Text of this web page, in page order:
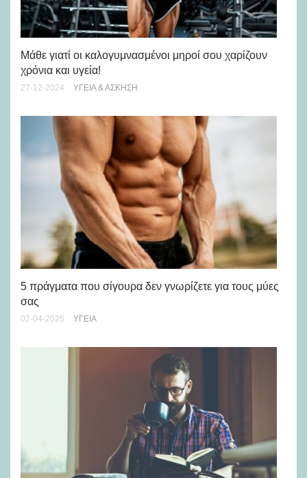
Μάθε γιατί οι καλογυμνασμένοι μηροί σου χαρίζουν
χρόνια και υγεία!
27-12-2024 ΥΓΕΊΑ & ΆΣΚΗΣΗ
5 πράγματα που σίγουρα δεν γνωρίζετε για τους μύες
σας
02-04-2025 ΥΓΕΊΑ